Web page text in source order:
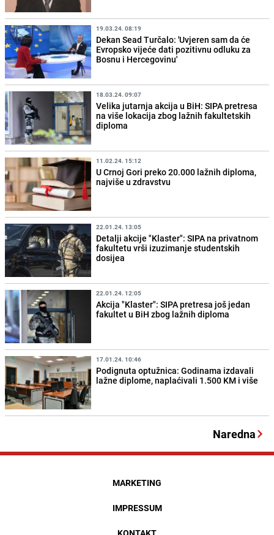
19.03.24. 08:19
Dekan Sead Turčalo: 'Uvjeren sam da će
Evropsko vijeće dati pozitivnu odluku za
Bosnu i Hercegovinu'
18.03.24. 09:07
Velika jutarnja akcija u BiH: SIPA pretresa
na više lokacija zbog lažnih fakultetskih
diploma
11.02.24. 15:12
U Crnoj Gori preko 20.000 lažnih diploma,
najviše u zdravstvu
22.01.24. 13:05
Detalji akcije "Klaster": SIPA na privatnom
fakultetu vrši izuzimanje studentskih
dosijea
22.01.24. 12:05
Akcija "Klaster": SIPA pretresa još jedan
fakultet u BiH zbog lažnih diploma
17.01.24. 10:46
Podignuta optužnica: Godinama izdavali
lažne diplome, naplaćivali 1.500 KM i više
Naredna
MARKETING
IMPRESSUM